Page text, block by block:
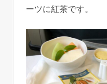
ーツに紅茶です。